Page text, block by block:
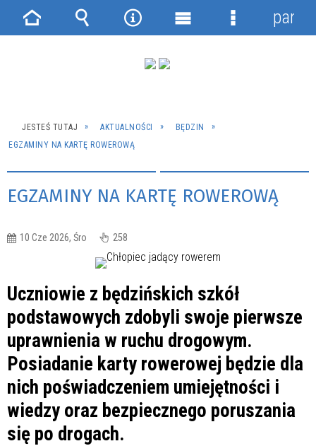
JESTEŚ TUTAJ AKTUALNOŚCI
BĘDZIN
EGZAMINY NA KARTĘ ROWEROWĄ
EGZAMINY NA KARTĘ ROWEROWĄ
10 Cze 2026, Śro 258
Uczniowie z będzińskich szkół
podstawowych zdobyli swoje pierwsze
uprawnienia w ruchu drogowym.
Posiadanie karty rowerowej będzie dla
nich poświadczeniem umiejętności i
wiedzy oraz bezpiecznego poruszania
się po drogach.
Strona Wyszukiwarka
NarzędziaMenu
Menu
panel